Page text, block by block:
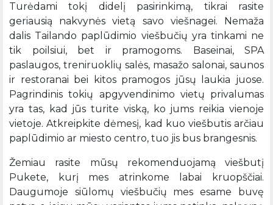
Turėdami tokį didelį pasirinkimą, tikrai rasite
geriausią nakvynės vietą savo viešnagei. Nemaža
dalis Tailando paplūdimio viešbučių yra tinkami ne
tik poilsiui, bet ir pramogoms. Baseinai, SPA
paslaugos, treniruoklių salės, masažo salonai, saunos
ir restoranai bei kitos pramogos jūsų laukia juose.
Pagrindinis tokių apgyvendinimo vietų privalumas
yra tas, kad jūs turite viską, ko jums reikia vienoje
vietoje. Atkreipkite dėmesį, kad kuo viešbutis arčiau
paplūdimio ar miesto centro, tuo jis bus brangesnis.
Žemiau rasite mūsų rekomenduojamą viešbutį
Pukete, kurį mes atrinkome labai kruopščiai.
Daugumoje siūlomų viešbučių mes esame buvę